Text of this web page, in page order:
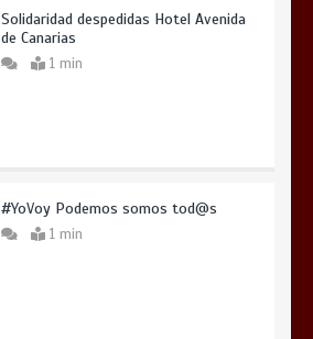
Solidaridad despedidas Hotel Avenida
de Canarias
1 min
#YoVoy Podemos somos tod@s
1 min